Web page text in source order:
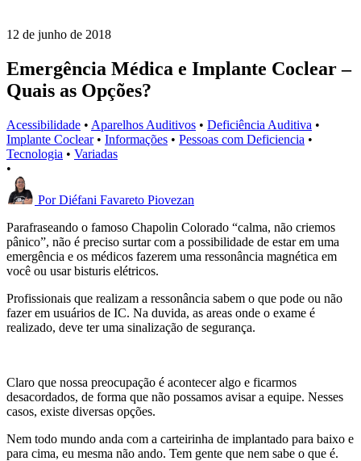
12 de junho de 2018
Emergência Médica e Implante Coclear –
Quais as Opções?
Acessibilidade • Aparelhos Auditivos • Deficiência Auditiva •
Implante Coclear • Informações • Pessoas com Deficiencia •
Tecnologia • Variadas
•
Por Diéfani Favareto Piovezan
Parafraseando o famoso Chapolin Colorado “calma, não criemos
pânico”, não é preciso surtar com a possibilidade de estar em uma
emergência e os médicos fazerem uma ressonância magnética em
você ou usar bisturis elétricos.
Profissionais que realizam a ressonância sabem o que pode ou não
fazer em usuários de IC. Na duvida, as areas onde o exame é
realizado, deve ter uma sinalização de segurança.
Claro que nossa preocupação é acontecer algo e ficarmos
desacordados, de forma que não possamos avisar a equipe. Nesses
casos, existe diversas opções.
Nem todo mundo anda com a carteirinha de implantado para baixo e
para cima, eu mesma não ando. Tem gente que nem sabe o que é.